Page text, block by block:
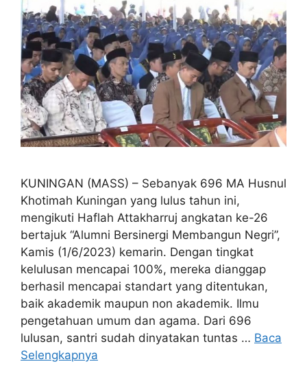
KUNINGAN (MASS) – Sebanyak 696 MA Husnul
Khotimah Kuningan yang lulus tahun ini,
mengikuti Haflah Attakharruj angkatan ke-26
bertajuk “Alumni Bersinergi Membangun Negri”,
Kamis (1/6/2023) kemarin. Dengan tingkat
kelulusan mencapai 100%, mereka dianggap
berhasil mencapai standart yang ditentukan,
baik akademik maupun non akademik. Ilmu
pengetahuan umum dan agama. Dari 696
lulusan, santri sudah dinyatakan tuntas … Baca
Selengkapnya